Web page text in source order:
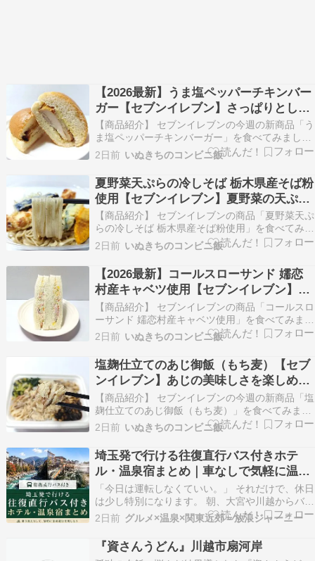
【2026最新】うま塩ペッパーチキンバー
ガー【セブンイレブン】さっぱりとした
後味のチキンバーガーです!!
【商品紹介】 セブンイレブンの今週の新商品「う
ま塩ペッパーチキンバーガー」を食べてみまし
た。 スパイシーなチキンに玉葱、ピクルス、レモ
ン果汁を加えたマヨネーズソースを組み合わせた
バーガーです。 378円（税込408.24円） 2026年
08月05日（水）以降順次発売 熱量：39…
2日前 いぬきちのコンビニ飯
夏野菜天ぷらの冷しそば 栃木県産そば粉
使用【セブンイレブン】夏野菜の天ぷら
を楽しめます!!
【商品紹介】 セブンイレブンの商品「夏野菜天ぷ
らの冷しそば 栃木県産そば粉使用」を食べてみま
した。 栃木県産のそば粉を使用した麺に、かぼち
ゃ、なす、オクラ、ちくわの天ぷらをのせた冷た
いそばです。 550円（税込594円） 2026年07月
28日（火）以降順次発売 熱量：533k…
2日前 いぬきちのコンビニ飯
【2026最新】コールスローサンド 嬬恋
村産キャベツ使用【セブンイレブン】食
感も楽しめるサンドイッチです!!
【商品紹介】 セブンイレブンの商品「コールスロ
ーサンド 嬬恋村産キャベツ使用」を食べてみまし
た。 群馬県嬬恋村産キャベツを使用したコールス
ローサラダを挟んだサンドイッチです。味は、キ
ャベツの甘みとさわやかな酸味が特長です。 250
円（税込270円） 2026年07月15日（水）…
2日前 いぬきちのコンビニ飯
塩麹仕立てのあじ御飯（もち麦）【セブ
ンイレブン】あじの美味しさを楽しめる
お弁当です!!
【商品紹介】 セブンイレブンの今週の新商品「塩
麹仕立てのあじ御飯（もち麦）」を食べてみまし
た。 塩麹に漬け込んで焼き上げたあじをほぐして
盛り付けたお弁当です。 398円（税込429.84円）
2026年08月04日（火）以降順次発売 熱量：
315kcal、たんぱく質：15.1g…
2日前 いぬきちのコンビニ飯
埼玉発で行ける往復直行バス付きホテ
ル・温泉宿まとめ｜車なしで気軽に温泉
旅へ
「今日は運転しなくていい。」 それだけで、休日
は少し特別になります。 朝、大宮や川越からバス
へ乗り込んでしまえば、あとは景色を眺めたり、
少し眠ったり。 気が付けば温泉街に到着し、荷物
を置いて温泉へ向かうだけ。 帰りの運転を気にし
なくていいから、夕食では好きなお酒を飲んでも
2日前 グルメ×温泉×関東近郊＝放浪ジャーニー
『資さんうどん』川越市扇河岸